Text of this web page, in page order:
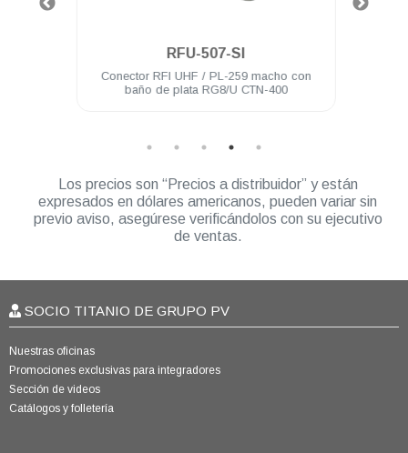
RFU-507-SI
Conector RFI UHF / PL-259 macho con
baño de plata RG8/U CTN-400
Los precios son “Precios a distribuidor” y están
expresados en dólares americanos, pueden variar sin
previo aviso, asegúrese verificándolos con su ejecutivo
de ventas.
SOCIO TITANIO DE GRUPO PV
Nuestras oficinas
Promociones exclusivas para integradores
Sección de videos
Catálogos y folletería